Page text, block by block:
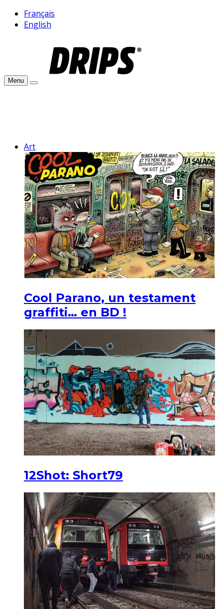
Français
English
Menu
Art
Cool Parano, un testament
graffiti… en BD !
12Shot: Short79